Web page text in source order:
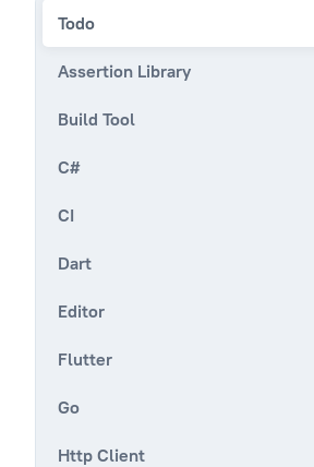
Todo
Assertion Library
Build Tool
C#
CI
Dart
Editor
Flutter
Go
Http Client